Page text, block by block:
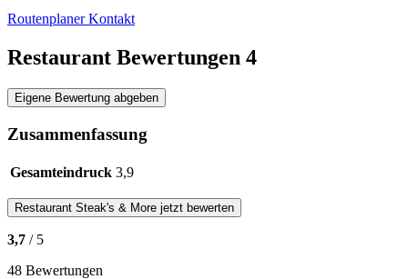
RoutenplanerKontakt
Restaurant Bewertungen 4
Eigene Bewertung abgeben
Zusammenfassung
Gesamteindruck 3,9
Restaurant Steak's & More jetzt bewerten
3,7 / 5
48 Bewertungen